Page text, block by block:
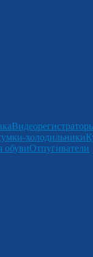
холодильники
обувиОтпугиватели